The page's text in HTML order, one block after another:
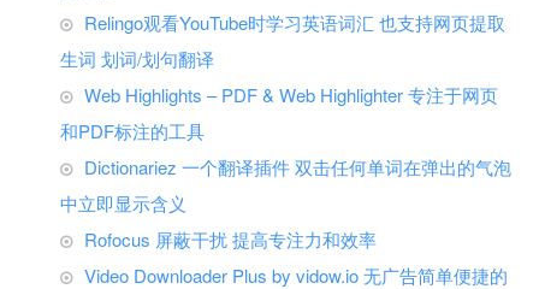
Relingo观看YouTube时学习英语词汇 也支持网页提取
生词 划词/划句翻译
Web Highlights – PDF & Web Highlighter 专注于网页
和PDF标注的工具
Dictionariez 一个翻译插件 双击任何单词在弹出的气泡
中立即显示含义
Rofocus 屏蔽干扰 提高专注力和效率
Video Downloader Plus by vidow.io 无广告简单便捷的